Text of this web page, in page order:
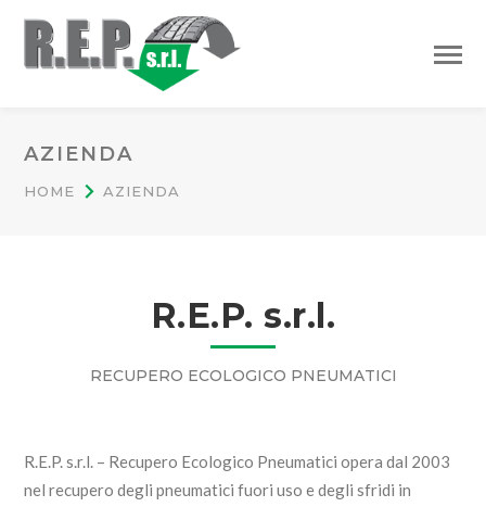
AZIENDA
HOME AZIENDA
R.E.P. s.r.l.
RECUPERO ECOLOGICO PNEUMATICI
R.E.P. s.r.l. – Recupero Ecologico Pneumatici opera dal 2003
nel recupero degli pneumatici fuori uso e degli sfridi in